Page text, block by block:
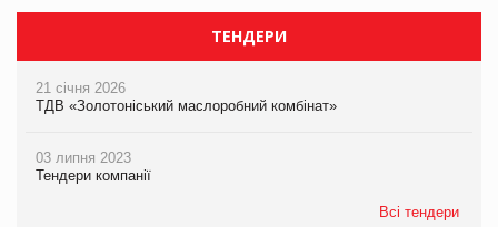
ТЕНДЕРИ
21 січня 2026
ТДВ «Золотоніський маслоробний комбінат»
03 липня 2023
Тендери компанії
Всі тендери